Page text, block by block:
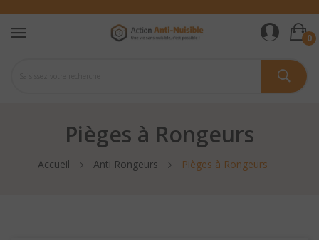
0
Pièges à Rongeurs
Accueil Anti Rongeurs Pièges à Rongeurs